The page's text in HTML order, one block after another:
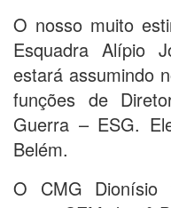
O nosso muito
Esquadra Alípio
estará assumindo
funções de
Guerra – ESG.
Belém.
O CMG Dionísio